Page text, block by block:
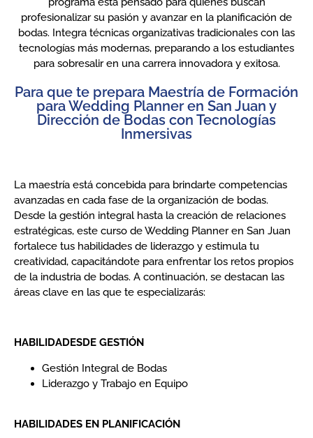
profesionalizar su pasión y avanzar en la planificación de
bodas. Integra técnicas organizativas tradicionales con las
tecnologías más modernas, preparando a los estudiantes
para sobresalir en una carrera innovadora y exitosa.
Para que te prepara Maestría de Formación
para Wedding Planner en San Juan y
Dirección de Bodas con Tecnologías
Inmersivas
La maestría está concebida para brindarte competencias
avanzadas en cada fase de la organización de bodas.
Desde la gestión integral hasta la creación de relaciones
estratégicas, este curso de Wedding Planner en San Juan
fortalece tus habilidades de liderazgo y estimula tu
creatividad, capacitándote para enfrentar los retos propios
de la industria de bodas. A continuación, se destacan las
áreas clave en las que te especializarás:
HABILIDADESDE GESTIÓN
Gestión Integral de Bodas
Liderazgo y Trabajo en Equipo
HABILIDADES EN PLANIFICACIÓN